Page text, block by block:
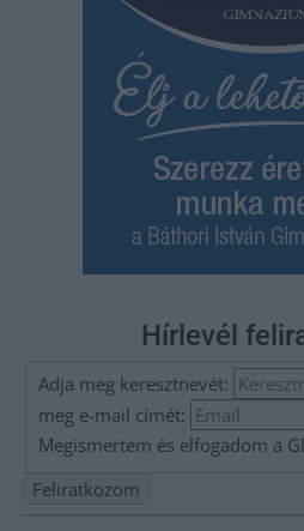
Hírlevél
Adja meg keresztnevét:
meg e-mail címét:
Megismertem és elfogadom a